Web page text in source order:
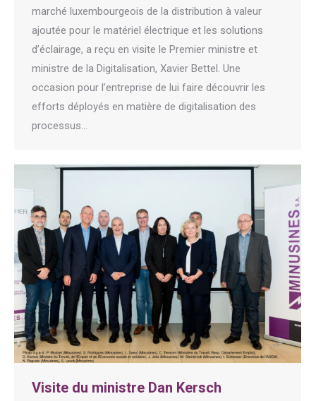
marché luxembourgeois de la distribution à valeur
ajoutée pour le matériel électrique et les solutions
d’éclairage, a reçu en visite le Premier ministre et
ministre de la Digitalisation, Xavier Bettel. Une
occasion pour l’entreprise de lui faire découvrir les
efforts déployés en matière de digitalisation des
processus…
Visite du ministre Dan Kersch